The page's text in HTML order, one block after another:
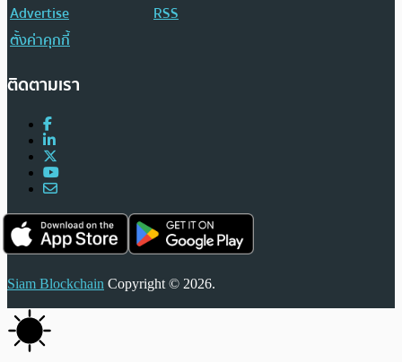
Advertise
RSS
ตั้งค่าคุกกี้
ติดตามเรา
Siam Blockchain Copyright © 2026.